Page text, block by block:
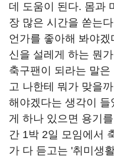
데 도움이 된다. 몸과
장 많은 시간을 쏟는
언가를 좋아해 봐야
신을 설레게 하는 뭔
축구팬이 되라는 말
고 나한테 뭐가 맞을
해야겠다는 생각이
게 하나 있으면 용기
간 1박 2일 모임에서
가 다 듣고는 '취미생